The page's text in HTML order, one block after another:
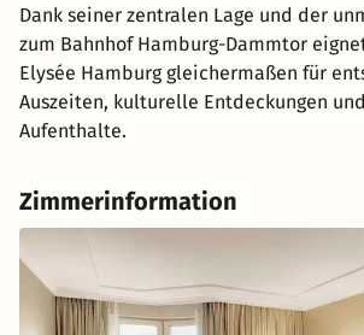
Dank seiner zentralen Lage und der
zum Bahnhof Hamburg-Dammtor
Elysée Hamburg gleichermaßen für
Auszeiten, kulturelle Entdeckungen
Aufenthalte.
Zimmerinformation